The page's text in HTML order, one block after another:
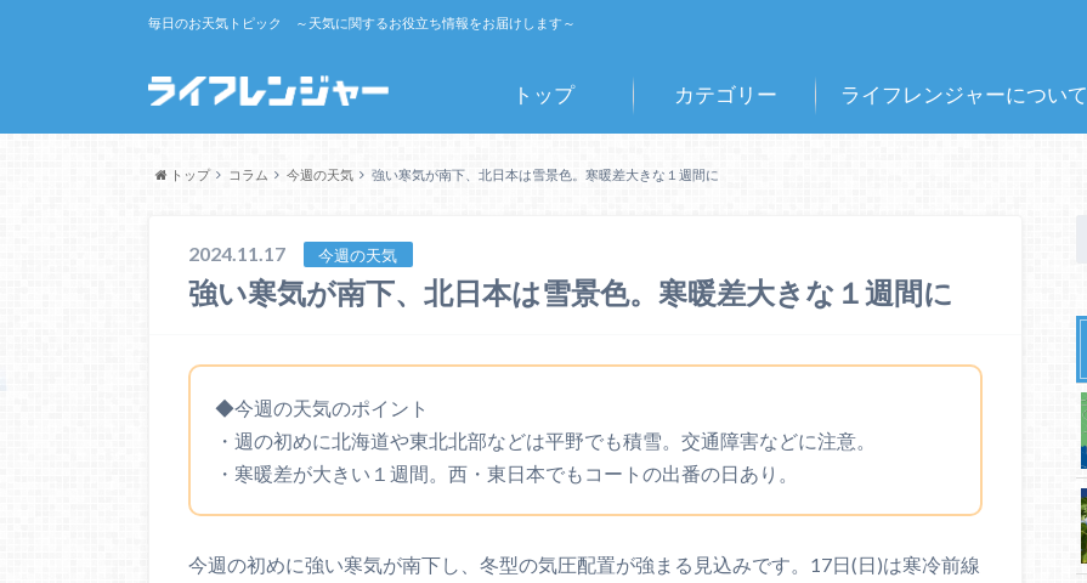
毎日のお天気トピック ～天気に関するお役立ち情報をお届けします～
トップ カテゴリー ライフレンジャーについて
トップ コラム 今週の天気 強い寒気が南下、北日本は雪景色。寒暖差大きな１週間に
2024.11.17 今週の天気
強い寒気が南下、北日本は雪景色。寒暖差大きな１週間に
◆今週の天気のポイント
・週の初めに北海道や東北北部などは平野でも積雪。交通障害などに注意。
・寒暖差が大きい１週間。西・東日本でもコートの出番の日あり。
今週の初めに強い寒気が南下し、冬型の気圧配置が強まる見込みです。17日(日)は寒冷前線